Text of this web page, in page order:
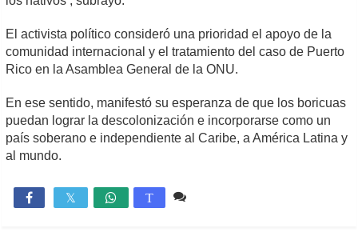
El activista político consideró una prioridad el apoyo de la
comunidad internacional y el tratamiento del caso de Puerto
Rico en la Asamblea General de la ONU.
En ese sentido, manifestó su esperanza de que los boricuas
puedan lograr la descolonización e incorporarse como un
país soberano e independiente al Caribe, a América Latina y
al mundo.
 T